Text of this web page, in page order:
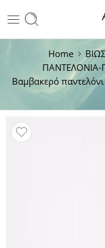
Home
Βαμβακερό